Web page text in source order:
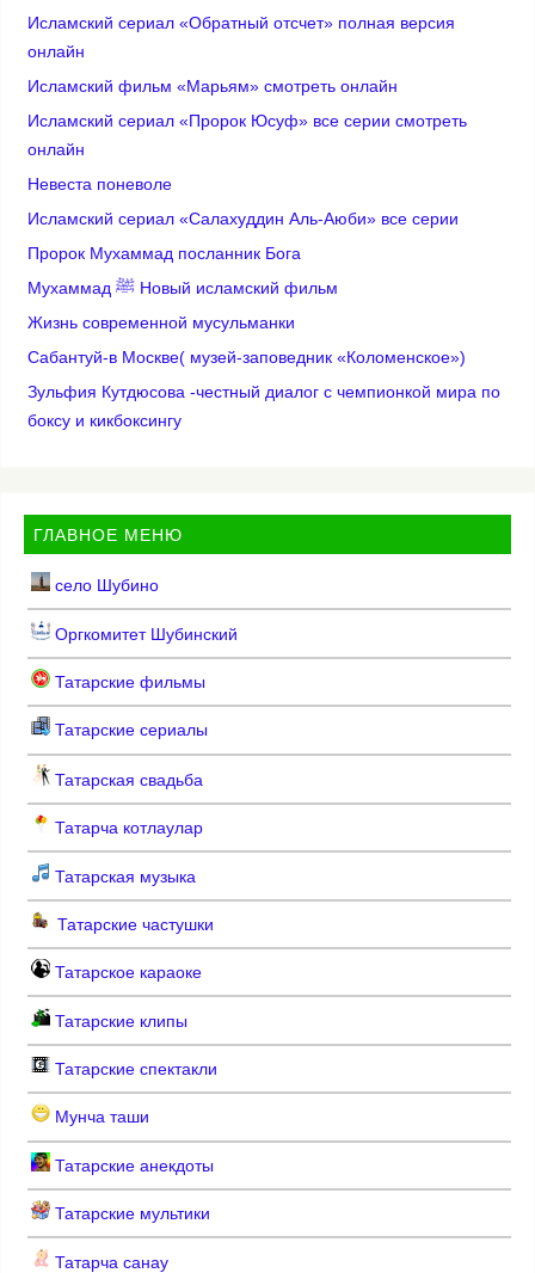
Исламский сериал «Обратный отсчет» полная версия
онлайн
Исламский фильм «Марьям» смотреть онлайн
Исламский сериал «Пророк Юсуф» все серии смотреть
онлайн
Невеста поневоле
Исламский сериал «Салахуддин Аль-Аюби» все серии
Пророк Мухаммад посланник Бога
Мухаммад ﷺ Новый исламский фильм
Жизнь современной мусульманки
Сабантуй-в Москве( музей-заповедник «Коломенское»)
Зульфия Кутдюсова -честный диалог с чемпионкой мира по
боксу и кикбоксингу
ГЛАВНОЕ МЕНЮ
село Шубино
Оргкомитет Шубинский
Татарские фильмы
Татарские сериалы
Татарская свадьба
Татарча котлаулар
Татарская музыка
Татарские частушки
Татарское караоке
Татарские клипы
Татарские спектакли
Мунча таши
Татарские анекдоты
Татарские мультики
Татарча санау